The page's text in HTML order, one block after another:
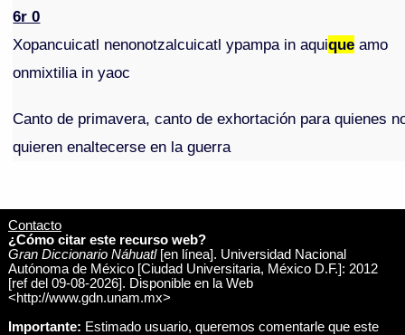
6r 0
Xopancuicatl nenonotzalcuicatl ypampa in aquique amo
onmixtilia in yaoc
Canto de primavera, canto de exhortación para quienes
quieren enaltecerse en la guerra
Contacto
¿Cómo citar este recurso web?
Gran Diccionario Náhuatl[en línea]. Universidad Nacional
Autónoma de México [Ciudad Universitaria, México D.F.]: 2012
[ref del 09-08-2026]. Disponible en la Web
<http://www.gdn.unam.mx>
Importante: Estimado usuario, queremos comentarle que este